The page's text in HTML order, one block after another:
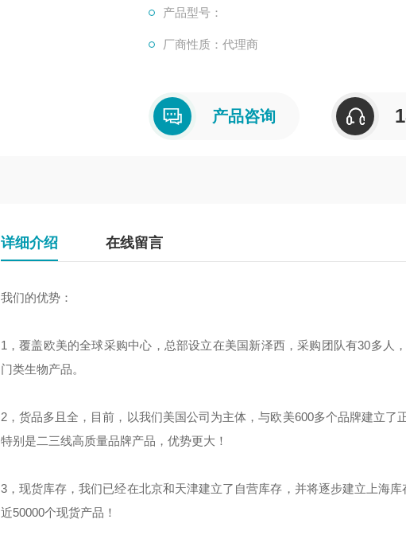
产品型号：
厂商性质：代理商
产品咨询
详细介绍 在线留言
我们的优势：
1，覆盖欧美的全球采购中心，总部设立在美国新泽西，采购团队有30多人
门类生物产品。
2，货品多且全，目前，以我们美国公司为主体，与欧美600多个品牌建立了
特别是二三线高质量品牌产品，优势更大！
3，现货库存，我们已经在北京和天津建立了自营库存，并将逐步建立上海
近50000个现货产品！